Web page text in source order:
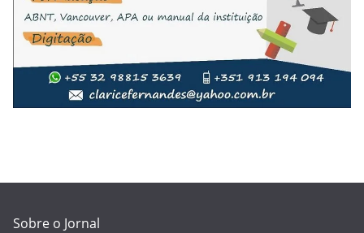
Sobre o Jornal